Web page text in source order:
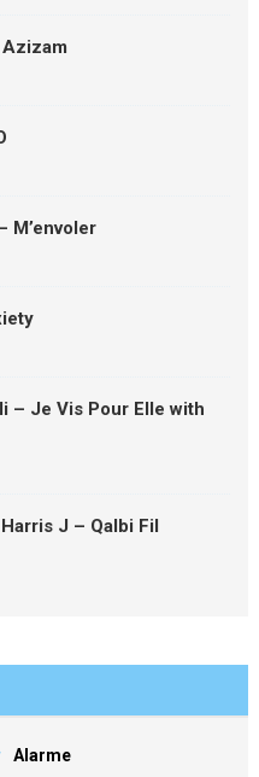
M’envoler
– Je Vis Pour Elle with
J – Qalbi Fil
Alarme